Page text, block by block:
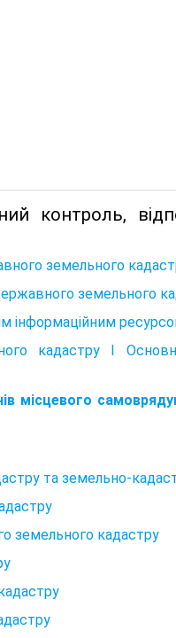
контроль,
земельного
земельного
інформаційним
кадастру І
місцевого
та земельно-
земельного кадастру